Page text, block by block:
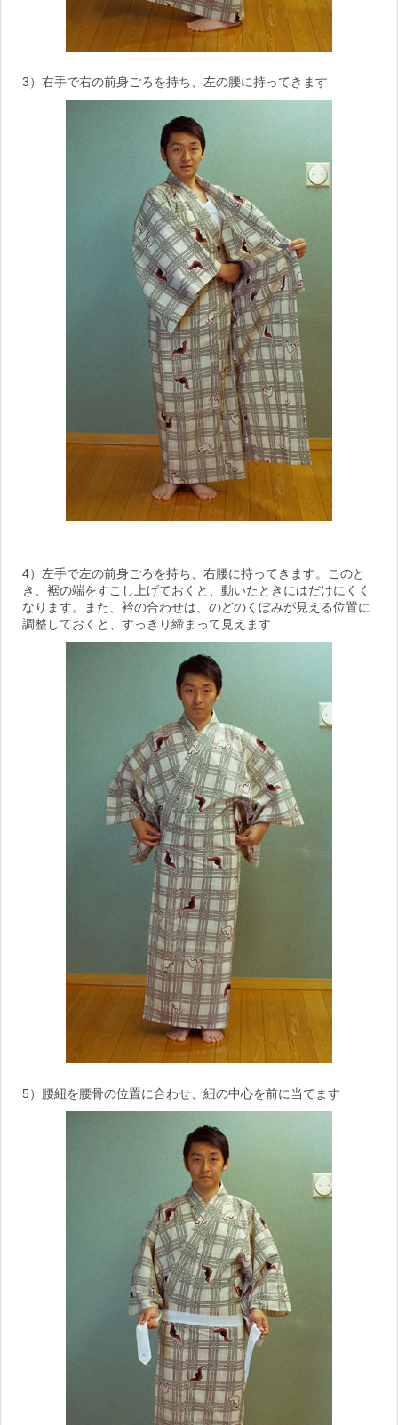
3）右手で右の前身ごろを持ち、左の腰に持ってきます
4）左手で左の前身ごろを持ち、右腰に持ってきます。このと
き、裾の端をすこし上げておくと、動いたときにはだけにくく
なります。また、衿の合わせは、のどのくぼみが見える位置に
調整しておくと、すっきり締まって見えます
5）腰紐を腰骨の位置に合わせ、紐の中心を前に当てます